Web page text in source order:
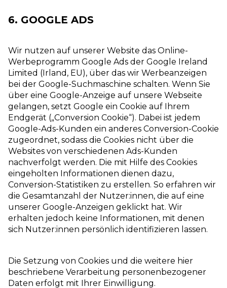
6. GOOGLE ADS
Wir nutzen auf unserer Website das Online-
Werbeprogramm Google Ads der Google Ireland
Limited (Irland, EU), über das wir Werbeanzeigen
bei der Google-Suchmaschine schalten. Wenn Sie
über eine Google-Anzeige auf unsere Webseite
gelangen, setzt Google ein Cookie auf Ihrem
Endgerät („Conversion Cookie“). Dabei ist jedem
Google-Ads-Kunden ein anderes Conversion-Cookie
zugeordnet, sodass die Cookies nicht über die
Websites von verschiedenen Ads-Kunden
nachverfolgt werden. Die mit Hilfe des Cookies
eingeholten Informationen dienen dazu,
Conversion-Statistiken zu erstellen. So erfahren wir
die Gesamtanzahl der Nutzer:innen, die auf eine
unserer Google-Anzeigen geklickt hat. Wir
erhalten jedoch keine Informationen, mit denen
sich Nutzer:innen persönlich identifizieren lassen.
Die Setzung von Cookies und die weitere hier
beschriebene Verarbeitung personenbezogener
Daten erfolgt mit Ihrer Einwilligung.